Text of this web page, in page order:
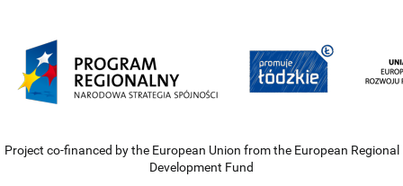
Project co-financed by the European Union from the European Regional
Development Fund